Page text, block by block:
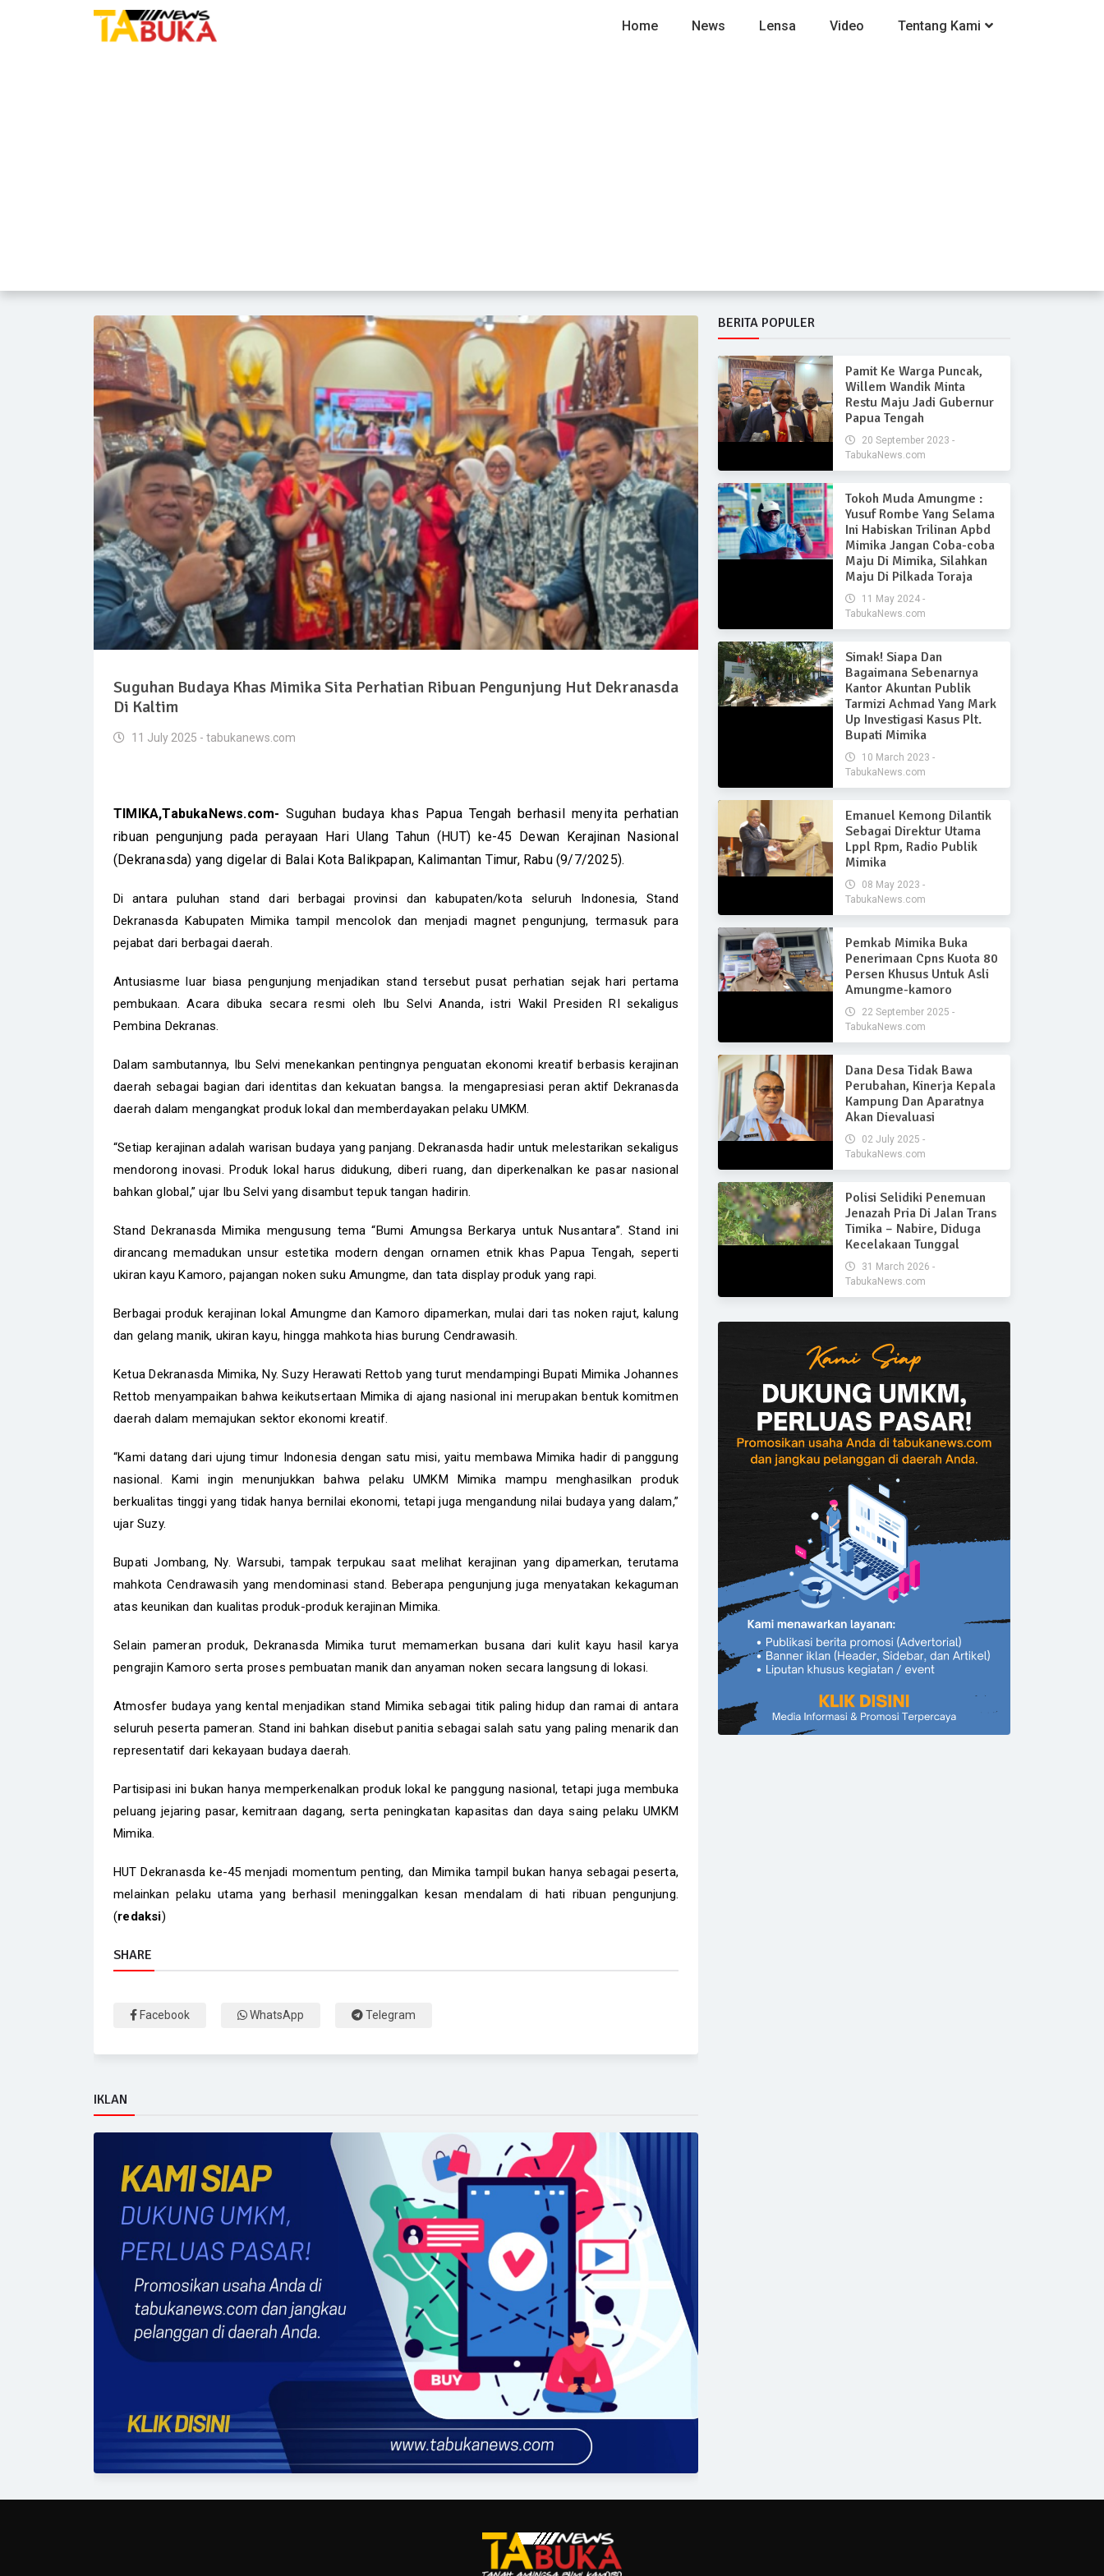
Home News Lensa Video Tentang Kami
Suguhan Budaya Khas Mimika Sita Perhatian Ribuan Pengunjung Hut Dekranasda
Di Kaltim
11 July 2025 - tabukanews.com
TIMIKA,TabukaNews.com-Suguhan budaya khas Papua Tengah berhasil menyita perhatian
ribuan pengunjung pada perayaan Hari Ulang Tahun (HUT) ke-45 Dewan Kerajinan Nasional
(Dekranasda) yang digelar di Balai Kota Balikpapan, Kalimantan Timur, Rabu (9/7/2025).
Di antara puluhan stand dari berbagai provinsi dan kabupaten/kota seluruh Indonesia, Stand
Dekranasda Kabupaten Mimika tampil mencolok dan menjadi magnet pengunjung, termasuk para
pejabat dari berbagai daerah.
Antusiasme luar biasa pengunjung menjadikan stand tersebut pusat perhatian sejak hari pertama
pembukaan. Acara dibuka secara resmi oleh Ibu Selvi Ananda, istri Wakil Presiden RI sekaligus
Pembina Dekranas.
Dalam sambutannya, Ibu Selvi menekankan pentingnya penguatan ekonomi kreatif berbasis kerajinan
daerah sebagai bagian dari identitas dan kekuatan bangsa. Ia mengapresiasi peran aktif Dekranasda
daerah dalam mengangkat produk lokal dan memberdayakan pelaku UMKM.
“Setiap kerajinan adalah warisan budaya yang panjang. Dekranasda hadir untuk melestarikan sekaligus
mendorong inovasi. Produk lokal harus didukung, diberi ruang, dan diperkenalkan ke pasar nasional
bahkan global,” ujar Ibu Selvi yang disambut tepuk tangan hadirin.
Stand Dekranasda Mimika mengusung tema “Bumi Amungsa Berkarya untuk Nusantara”. Stand ini
dirancang memadukan unsur estetika modern dengan ornamen etnik khas Papua Tengah, seperti
ukiran kayu Kamoro, pajangan noken suku Amungme, dan tata display produk yang rapi.
Berbagai produk kerajinan lokal Amungme dan Kamoro dipamerkan, mulai dari tas noken rajut, kalung
dan gelang manik, ukiran kayu, hingga mahkota hias burung Cendrawasih.
Ketua Dekranasda Mimika, Ny. Suzy Herawati Rettob yang turut mendampingi Bupati Mimika Johannes
Rettob menyampaikan bahwa keikutsertaan Mimika di ajang nasional ini merupakan bentuk komitmen
daerah dalam memajukan sektor ekonomi kreatif.
“Kami datang dari ujung timur Indonesia dengan satu misi, yaitu membawa Mimika hadir di panggung
nasional. Kami ingin menunjukkan bahwa pelaku UMKM Mimika mampu menghasilkan produk
berkualitas tinggi yang tidak hanya bernilai ekonomi, tetapi juga mengandung nilai budaya yang dalam,”
ujar Suzy.
Bupati Jombang, Ny. Warsubi, tampak terpukau saat melihat kerajinan yang dipamerkan, terutama
mahkota Cendrawasih yang mendominasi stand. Beberapa pengunjung juga menyatakan kekaguman
atas keunikan dan kualitas produk-produk kerajinan Mimika.
Selain pameran produk, Dekranasda Mimika turut memamerkan busana dari kulit kayu hasil karya
pengrajin Kamoro serta proses pembuatan manik dan anyaman noken secara langsung di lokasi.
Atmosfer budaya yang kental menjadikan stand Mimika sebagai titik paling hidup dan ramai di antara
seluruh peserta pameran. Stand ini bahkan disebut panitia sebagai salah satu yang paling menarik dan
representatif dari kekayaan budaya daerah.
Partisipasi ini bukan hanya memperkenalkan produk lokal ke panggung nasional, tetapi juga membuka
peluang jejaring pasar, kemitraan dagang, serta peningkatan kapasitas dan daya saing pelaku UMKM
Mimika.
HUT Dekranasda ke-45 menjadi momentum penting, dan Mimika tampil bukan hanya sebagai peserta,
melainkan pelaku utama yang berhasil meninggalkan kesan mendalam di hati ribuan pengunjung.
(redaksi)
SHARE
Facebook WhatsApp Telegram
IKLAN
BERITA POPULER
Pamit Ke Warga Puncak,
Willem Wandik Minta
Restu Maju Jadi Gubernur
Papua Tengah
20 September 2023 -
TabukaNews.com
Tokoh Muda Amungme :
Yusuf Rombe Yang Selama
Ini Habiskan Trilinan Apbd
Mimika Jangan Coba-coba
Maju Di Mimika, Silahkan
Maju Di Pilkada Toraja
11 May 2024 -
TabukaNews.com
Simak! Siapa Dan
Bagaimana Sebenarnya
Kantor Akuntan Publik
Tarmizi Achmad Yang Mark
Up Investigasi Kasus Plt.
Bupati Mimika
10 March 2023 -
TabukaNews.com
Emanuel Kemong Dilantik
Sebagai Direktur Utama
Lppl Rpm, Radio Publik
Mimika
08 May 2023 -
TabukaNews.com
Pemkab Mimika Buka
Penerimaan Cpns Kuota 80
Persen Khusus Untuk Asli
Amungme-kamoro
22 September 2025 -
TabukaNews.com
Dana Desa Tidak Bawa
Perubahan, Kinerja Kepala
Kampung Dan Aparatnya
Akan Dievaluasi
02 July 2025 -
TabukaNews.com
Polisi Selidiki Penemuan
Jenazah Pria Di Jalan Trans
Timika – Nabire, Diduga
Kecelakaan Tunggal
31 March 2026 -
TabukaNews.com